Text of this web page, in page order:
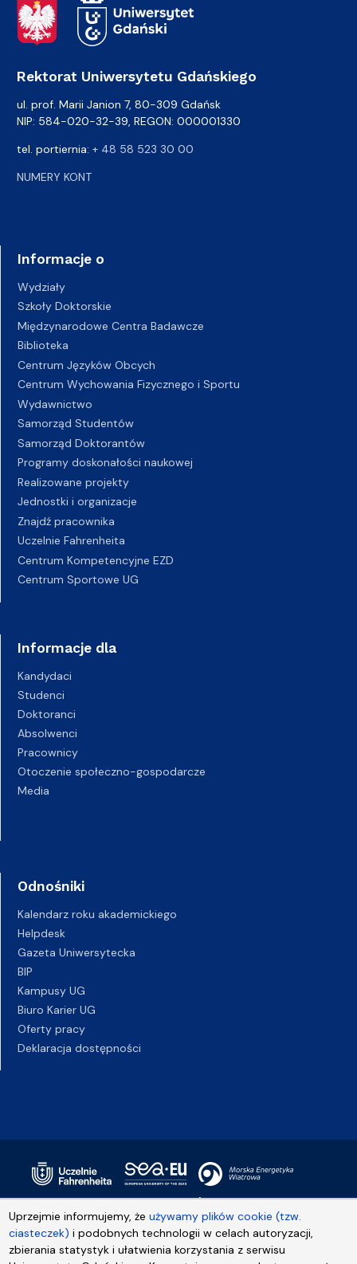
Uprzejmie informujemy, żeużywamy plików cookie (tzw.
ciasteczek) i podobnych technologii w celach autoryzacji,
zbierania statystyk i ułatwienia korzystania z serwisu
Adres Rektoratu
Rektorat Uniwersytetu Gdańskiego
ul. prof. Marii Janion 7, 80-309 Gdańsk
NIP: 584-020-32-39, REGON: 000001330
tel. portiernia: + 48 58 523 30 00
NUMERY KONT
Informacje o
Wydziały
Szkoły Doktorskie
Międzynarodowe Centra Badawcze
Biblioteka
Centrum Języków Obcych
Centrum Wychowania Fizycznego i Sportu
Wydawnictwo
Samorząd Studentów
Samorząd Doktorantów
Programy doskonałości naukowej
Realizowane projekty
Jednostki i organizacje
Znajdź pracownika
Uczelnie Fahrenheita
Centrum Kompetencyjne EZD
Centrum Sportowe UG
Informacje dla
Kandydaci
Studenci
Doktoranci
Absolwenci
Pracownicy
Otoczenie społeczno-gospodarcze
Media
Odnośniki
Kalendarz roku akademickiego
Helpdesk
Gazeta Uniwersytecka
BIP
Kampusy UG
Biuro Karier UG
Oferty pracy
Deklaracja dostępności